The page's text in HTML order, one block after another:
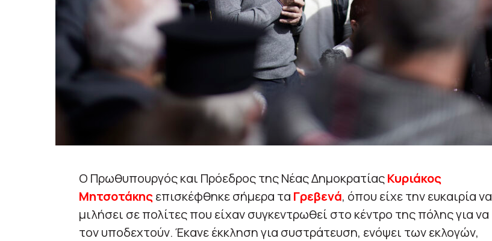
Ο Πρωθυπουργός και Πρόεδρος της Νέας ΔημοκρατίαςΚυριάκος
Μητσοτάκηςεπισκέφθηκε σήμερα τα Γρεβενά, όπου είχε την ευκαιρία να
μιλήσει σε πολίτες που είχαν συγκεντρωθεί στο κέντρο της πόλης για να
τον υποδεχτούν. Έκανε έκκληση για συστράτευση, ενόψει των εκλογών,